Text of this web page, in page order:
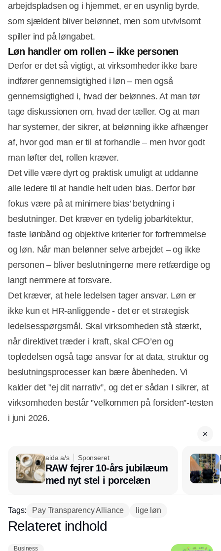
arbejdspladsen og i hjemmet, er en usynlig byrde,
som sjældent bliver belønnet, men som utvivlsomt
spiller ind på løngabet.
Løn handler om rollen – ikke personen
Derfor er det så vigtigt, at virksomheder ikke bare
indfører gennemsigtighed i løn – men også
gennemsigtighed i, hvad der belønnes. At man tør
tage diskussionen om, hvad der tæller. Og at man
har systemer, der sikrer, at belønning ikke afhænger
af, hvor god man er til at forhandle – men hvor godt
man løfter det, rollen kræver.
Det ville være dyrt og praktisk umuligt at uddanne
alle ledere til at handle helt uden bias. Derfor bør
fokus være på at minimere bias’ betydning i
beslutninger. Det kræver en tydelig jobarkitektur,
faste lønbånd og objektive kriterier for forfremmelse
og løn. Når man belønner selve arbejdet – og ikke
personen – bliver beslutningerne mere retfærdige og
langt nemmere at forsvare.
Det kræver, at hele ledelsen tager ansvar. Løn er
ikke kun et HR-anliggende - det er et strategisk
ledelsesspørgsmål. Skal virksomheden stå stærkt,
når direktivet træder i kraft, skal CFO’en og
topledelsen også tage ansvar for at data, struktur og
beslutningsprocesser kan bære åbenheden. Vi
kalder det ”ej dit narrativ”, og det er sådan I sikrer, at
virksomheden består ”velkommen på forsiden”-testen
i juni 2026.
aida a/s Sponseret
RAW fejrer 10-års jubilæum
med nyt stel i porcelæn
Tags: Pay Transparency Alliance lige løn
Annonce
Relateret indhold
Business